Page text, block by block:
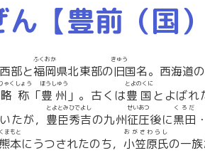
【豊前（国）
部と福岡
ふくおか
県北東部の旧
きゅう
国名。西海道の
略称
ゃくしょう
「豊州
ほうしゅう
」。古くは豊国
とよのくに
とよばれ
たが， 豊臣秀吉
とよとみひでよし
の九州征圧
せいあつ
後に黒田
くろだ
・
熊本
くまもと
にうつされたのち， 小笠原氏
おがさわらし
の一